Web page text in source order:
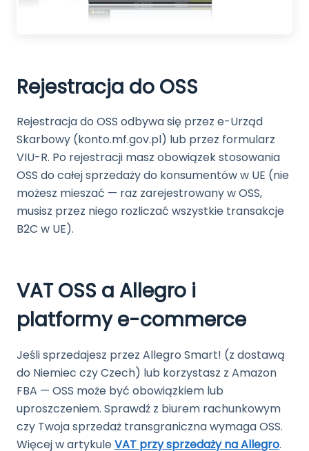
Rejestracja do OSS
Rejestracja do OSS odbywa się przez e-Urząd
Skarbowy (konto.mf.gov.pl) lub przez formularz
VIU-R. Po rejestracji masz obowiązek stosowania
OSS do całej sprzedaży do konsumentów w UE (nie
możesz mieszać — raz zarejestrowany w OSS,
musisz przez niego rozliczać wszystkie transakcje
B2C w UE).
VAT OSS a Allegro i
platformy e-commerce
Jeśli sprzedajesz przez Allegro Smart! (z dostawą
do Niemiec czy Czech) lub korzystasz z Amazon
FBA — OSS może być obowiązkiem lub
uproszczeniem. Sprawdź z biurem rachunkowym
czy Twoja sprzedaż transgraniczna wymaga OSS.
Więcej w artykuleVAT przy sprzedaży na Allegro.